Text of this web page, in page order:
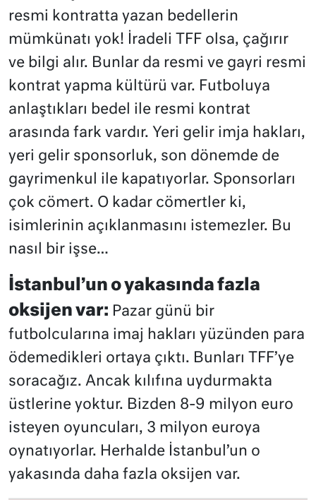
resmi kontratta yazan bedellerin
mümkünatı yok! İradeli TFF olsa, çağırır
ve bilgi alır. Bunlar da resmi ve gayri resmi
kontrat yapma kültürü var. Futboluya
anlaştıkları bedel ile resmi kontrat
arasında fark vardır. Yeri gelir imja hakları,
yeri gelir sponsorluk, son dönemde de
gayrimenkul ile kapatıyorlar. Sponsorları
çok cömert. O kadar cömertler ki,
isimlerinin açıklanmasını istemezler. Bu
nasıl bir işse…
İstanbul’un o yakasında fazla
oksijen var: Pazar günü bir
futbolcularına imaj hakları yüzünden para
ödemedikleri ortaya çıktı. Bunları TFF’ye
soracağız. Ancak kılıfına uydurmakta
üstlerine yoktur. Bizden 8-9 milyon euro
isteyen oyuncuları, 3 milyon euroya
oynatıyorlar. Herhalde İstanbul’un o
yakasında daha fazla oksijen var.